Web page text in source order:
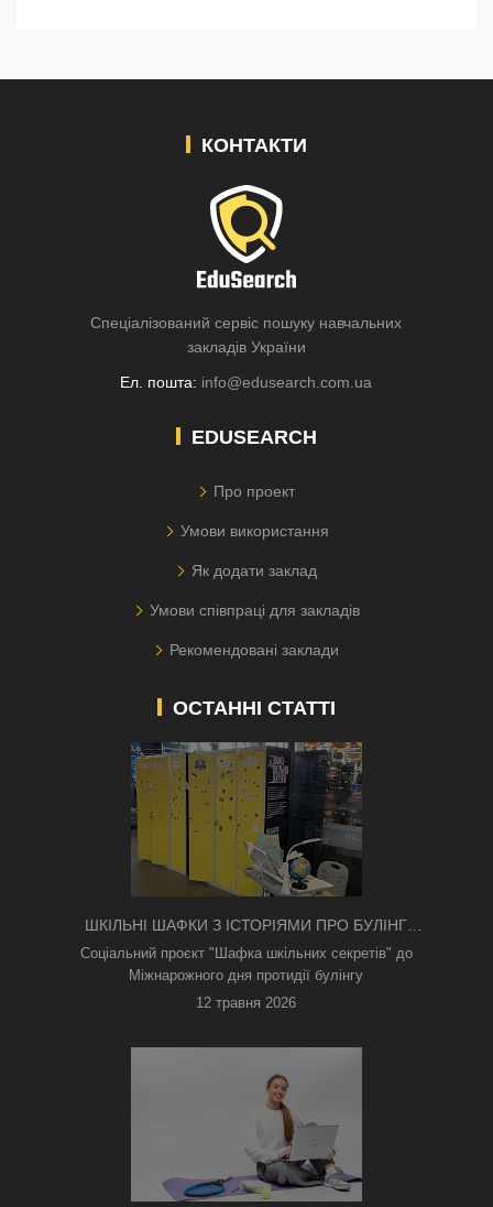
КОНТАКТИ
Спеціалізований сервіс пошуку навчальних
закладів України
Ел. пошта: info@edusearch.com.ua
EDUSEARCH
Про проект
Умови використання
Як додати заклад
Умови співпраці для закладів
Рекомендовані заклади
ОСТАННІ СТАТТІ
ШКІЛЬНІ ШАФКИ З ІСТОРІЯМИ ПРО БУЛІНГ
З'ЯВИЛИСЯ В КИЄВІ
Соціальний проєкт "Шафка шкільних секретів" до
Міжнарожного дня протидії булінгу
12 травня 2026